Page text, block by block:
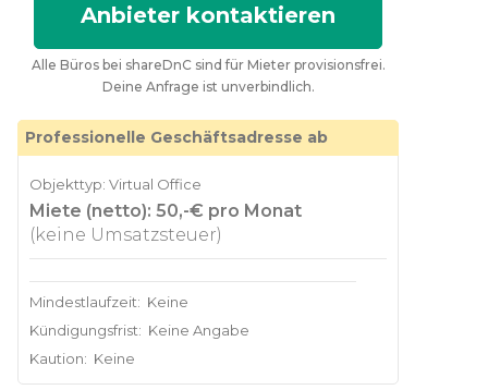
Anbieter kontaktieren
Alle Büros bei shareDnC sind für Mieter provisionsfrei.
Deine Anfrage ist unverbindlich.
Professionelle Geschäftsadresse ab
Objekttyp: Virtual Office
Miete (netto): 50,-€ pro Monat
(keine Umsatzsteuer)
Mindestlaufzeit: Keine
Kündigungsfrist: Keine Angabe
Kaution: Keine